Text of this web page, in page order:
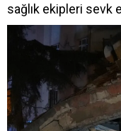
sağlık ekipleri sevk